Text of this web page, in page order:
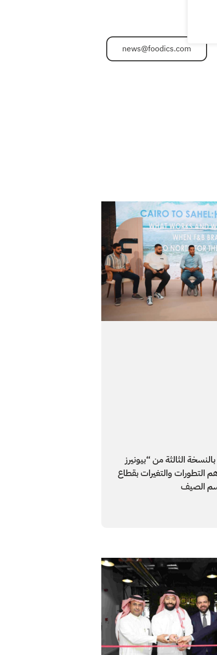
news@foodics.com
الثالثة من “بيونيرز
التطورات والتغيرات بقطاع
الصيف